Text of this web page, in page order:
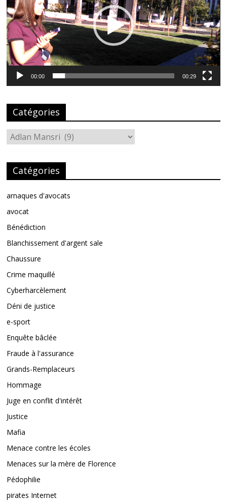
00:00 00:29
Catégories
Catégories
Catégories
arnaques d'avocats
avocat
Bénédiction
Blanchissement d'argent sale
Chaussure
Crime maquillé
Cyberharcèlement
Déni de justice
e-sport
Enquête bâclée
Fraude à l'assurance
Grands-Remplaceurs
Hommage
Juge en conflit d'intérêt
Justice
Mafia
Menace contre les écoles
Menaces sur la mère de Florence
Pédophilie
pirates Internet